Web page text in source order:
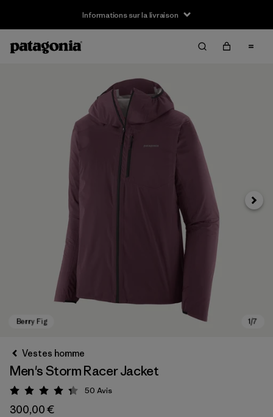
Informations sur la livraison
Vestes homme
Men's Storm Racer Jacket
Évaluation: 4.3 / 5
50 Avis
300,00 €